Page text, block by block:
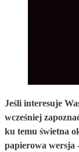
Jeśli interesuje
wcześniej
ku temu świetna
papierowa wersja